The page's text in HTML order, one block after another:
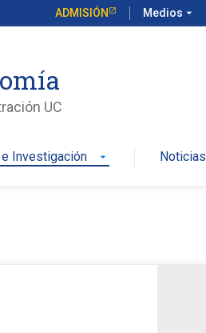
ADMISIÓN Medios arrow_drop_down
UC
Investigación arrow_drop_down Noticias